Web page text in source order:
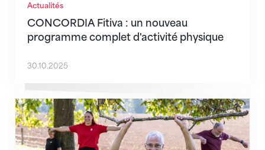
Actualités
CONCORDIA Fitiva : un nouveau
programme complet d'activité physique
30.10.2025
Leçons outdoor en guise de complément et